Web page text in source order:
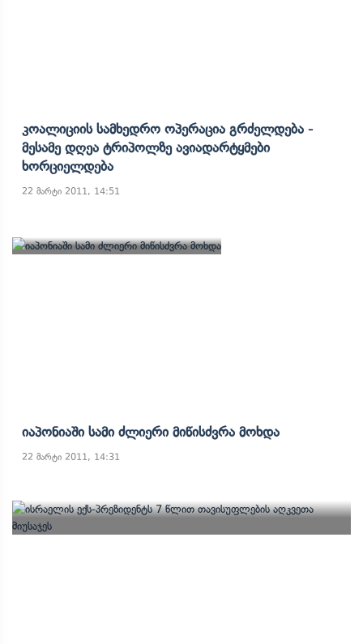
Კოალიციის Სამხედრო Ოპერაცია Გრძელდება -
Მესამე Დღეა Ტრიპოლზე Ავიადარტყმები
Ხორციელდება
22 მარტი 2011, 14:51
Იაპონიაში Სამი Ძლიერი Მიწისძვრა Მოხდა
22 მარტი 2011, 14:31